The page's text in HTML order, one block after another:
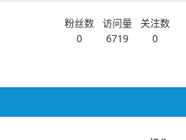
粉丝数
0
访问量
6719
关注数
0